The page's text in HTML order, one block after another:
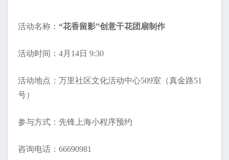
活动名称： “花香留影”创意干花团扇制作
活动时间：4月14日 9:30
活动地点：万里社区文化活动中心509室（真金路51
号）
参与方式：先锋上海小程序预约
咨询电话：66690981